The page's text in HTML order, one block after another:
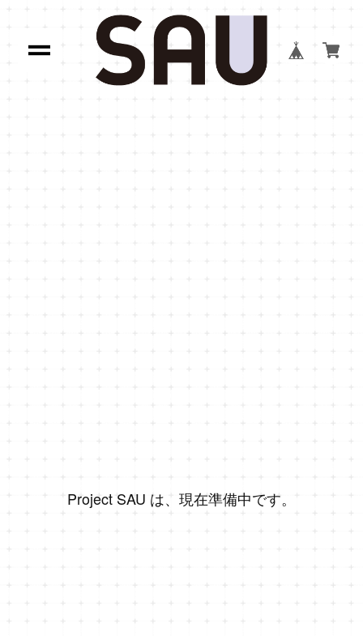
Project SAU は、現在準備中です。